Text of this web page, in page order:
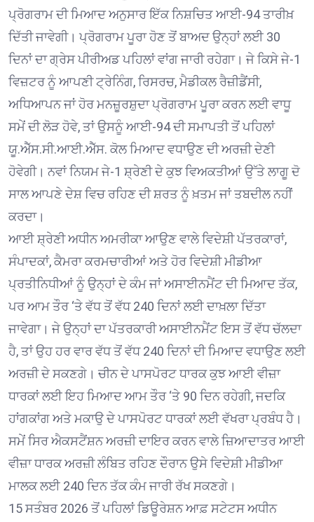
ਪ੍ਰੋਗਰਾਮ ਦੀ ਮਿਆਦ ਅਨੁਸਾਰ ਇੱਕ ਨਿਸ਼ਚਿਤ ਆਈ-94 ਤਾਰੀਖ਼
ਦਿੱਤੀ ਜਾਵੇਗੀ। ਪ੍ਰੋਗਰਾਮ ਪੂਰਾ ਹੋਣ ਤੋਂ ਬਾਅਦ ਉਨ੍ਹਾਂ ਲਈ 30
ਦਿਨਾਂ ਦਾ ਗ੍ਰੇਸ ਪੀਰੀਅਡ ਪਹਿਲਾਂ ਵਾਂਗ ਜਾਰੀ ਰਹੇਗਾ। ਜੇ ਕਿਸੇ ਜੇ-1
ਵਿਜ਼ਟਰ ਨੂੰ ਆਪਣੀ ਟ੍ਰੇਨਿੰਗ, ਰਿਸਰਚ, ਮੈਡੀਕਲ ਰੈਜ਼ੀਡੈਂਸੀ,
ਅਧਿਆਪਨ ਜਾਂ ਹੋਰ ਮਨਜ਼ੂਰਸ਼ੁਦਾ ਪ੍ਰੋਗਰਾਮ ਪੂਰਾ ਕਰਨ ਲਈ ਵਾਧੂ
ਸਮੇਂ ਦੀ ਲੋੜ ਹੋਵੇ, ਤਾਂ ਉਸਨੂੰ ਆਈ-94 ਦੀ ਸਮਾਪਤੀ ਤੋਂ ਪਹਿਲਾਂ
ਯੂ.ਐੱਸ.ਸੀ.ਆਈ.ਐੱਸ. ਕੋਲ ਮਿਆਦ ਵਧਾਉਣ ਦੀ ਅਰਜ਼ੀ ਦੇਣੀ
ਹੋਵੇਗੀ। ਨਵਾਂ ਨਿਯਮ ਜੇ-1 ਸ਼੍ਰੇਣੀ ਦੇ ਕੁਝ ਵਿਅਕਤੀਆਂ ਉੱਤੇ ਲਾਗੂ ਦੋ
ਸਾਲ ਆਪਣੇ ਦੇਸ਼ ਵਿਚ ਰਹਿਣ ਦੀ ਸ਼ਰਤ ਨੂੰ ਖ਼ਤਮ ਜਾਂ ਤਬਦੀਲ ਨਹੀਂ
ਕਰਦਾ।
ਆਈ ਸ਼੍ਰੇਣੀ ਅਧੀਨ ਅਮਰੀਕਾ ਆਉਣ ਵਾਲੇ ਵਿਦੇਸ਼ੀ ਪੱਤਰਕਾਰਾਂ,
ਸੰਪਾਦਕਾਂ, ਕੈਮਰਾ ਕਰਮਚਾਰੀਆਂ ਅਤੇ ਹੋਰ ਵਿਦੇਸ਼ੀ ਮੀਡੀਆ
ਪ੍ਰਤੀਨਿਧੀਆਂ ਨੂੰ ਉਨ੍ਹਾਂ ਦੇ ਕੰਮ ਜਾਂ ਅਸਾਈਨਮੈਂਟ ਦੀ ਮਿਆਦ ਤੱਕ,
ਪਰ ਆਮ ਤੌਰ ‘ਤੇ ਵੱਧ ਤੋਂ ਵੱਧ 240 ਦਿਨਾਂ ਲਈ ਦਾਖ਼ਲਾ ਦਿੱਤਾ
ਜਾਵੇਗਾ। ਜੇ ਉਨ੍ਹਾਂ ਦਾ ਪੱਤਰਕਾਰੀ ਅਸਾਈਨਮੈਂਟ ਇਸ ਤੋਂ ਵੱਧ ਚੱਲਦਾ
ਹੈ, ਤਾਂ ਉਹ ਹਰ ਵਾਰ ਵੱਧ ਤੋਂ ਵੱਧ 240 ਦਿਨਾਂ ਦੀ ਮਿਆਦ ਵਧਾਉਣ ਲਈ
ਅਰਜ਼ੀ ਦੇ ਸਕਣਗੇ। ਚੀਨ ਦੇ ਪਾਸਪੋਰਟ ਧਾਰਕ ਕੁਝ ਆਈ ਵੀਜ਼ਾ
ਧਾਰਕਾਂ ਲਈ ਇਹ ਮਿਆਦ ਆਮ ਤੌਰ ‘ਤੇ 90 ਦਿਨ ਰਹੇਗੀ, ਜਦਕਿ
ਹਾਂਗਕਾਂਗ ਅਤੇ ਮਕਾਉ ਦੇ ਪਾਸਪੋਰਟ ਧਾਰਕਾਂ ਲਈ ਵੱਖਰਾ ਪ੍ਰਬੰਧ ਹੈ।
ਸਮੇਂ ਸਿਰ ਐਕਸਟੈਂਸ਼ਨ ਅਰਜ਼ੀ ਦਾਇਰ ਕਰਨ ਵਾਲੇ ਜ਼ਿਆਦਾਤਰ ਆਈ
ਵੀਜ਼ਾ ਧਾਰਕ ਅਰਜ਼ੀ ਲੰਬਿਤ ਰਹਿਣ ਦੌਰਾਨ ਉਸੇ ਵਿਦੇਸ਼ੀ ਮੀਡੀਆ
ਮਾਲਕ ਲਈ 240 ਦਿਨ ਤੱਕ ਕੰਮ ਜਾਰੀ ਰੱਖ ਸਕਣਗੇ।
15 ਸਤੰਬਰ 2026 ਤੋਂ ਪਹਿਲਾਂ ਡਿਊਰੇਸ਼ਨ ਆਫ਼ ਸਟੇਟਸ ਅਧੀਨ